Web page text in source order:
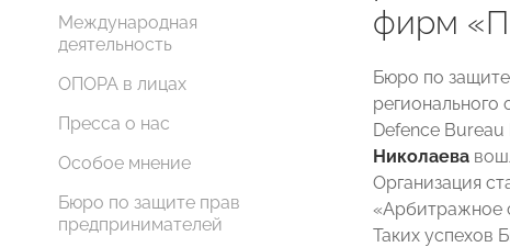
Международная
деятельность
ОПОРА в лицах
Пресса о нас
Особое мнение
Бюро по защите прав
предпринимателей
фирм
Бюро по
Defence
Николаева
Организация
«Арбитражное
Таких успехов